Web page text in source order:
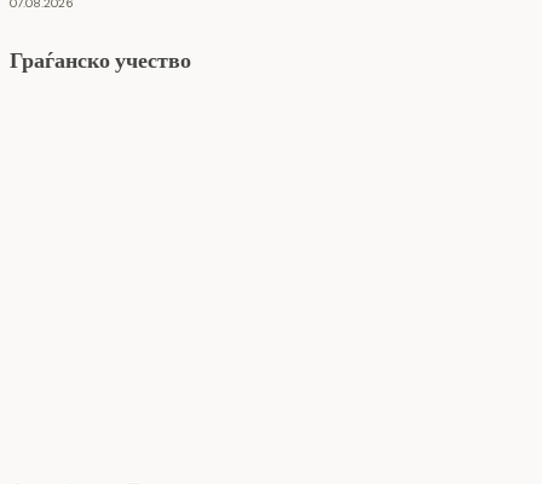
07.08.2026
Граѓанско учество